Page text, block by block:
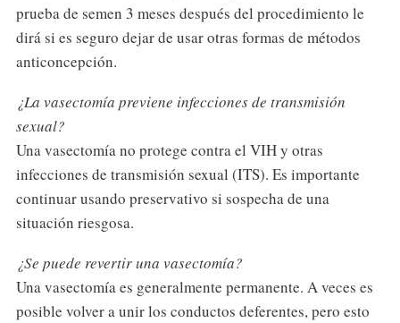
prueba de semen 3 meses después del procedimiento le
dirá si es seguro dejar de usar otras formas de métodos
anticoncepción.
¿La vasectomía previene infecciones de transmisión
sexual?
Una vasectomía no protege contra el VIH y otras
infecciones de transmisión sexual (ITS). Es importante
continuar usando preservativo si sospecha de una
situación riesgosa.
¿Se puede revertir una vasectomía?
Una vasectomía es generalmente permanente. A veces es
posible volver a unir los conductos deferentes, pero esto